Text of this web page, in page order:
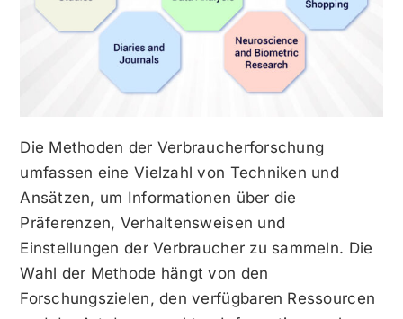
Die Methoden der Verbraucherforschung
umfassen eine Vielzahl von Techniken und
Ansätzen, um Informationen über die
Präferenzen, Verhaltensweisen und
Einstellungen der Verbraucher zu sammeln. Die
Wahl der Methode hängt von den
Forschungszielen, den verfügbaren Ressourcen